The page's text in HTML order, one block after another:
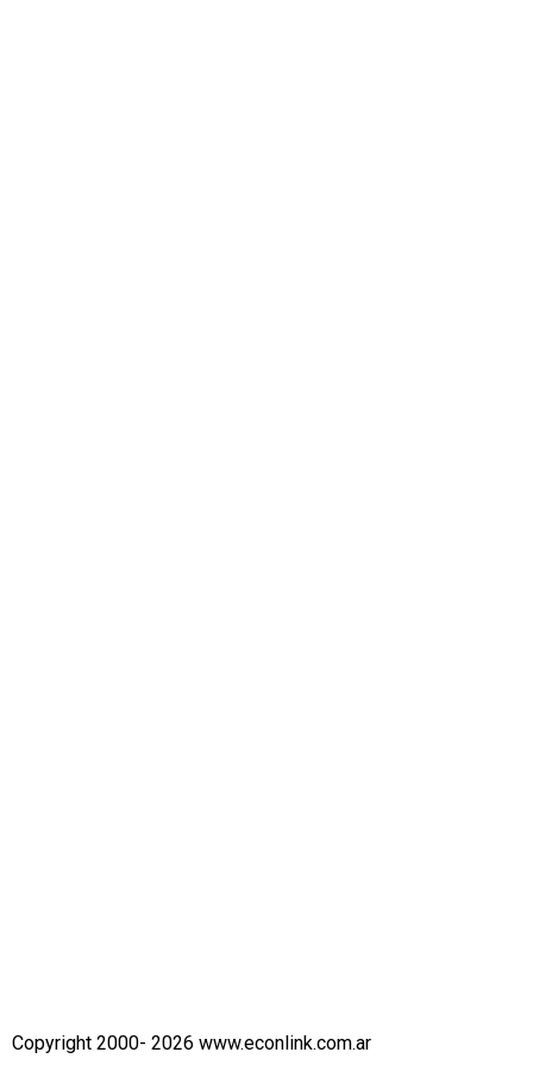
Copyright 2000- 2026 www.econlink.com.ar